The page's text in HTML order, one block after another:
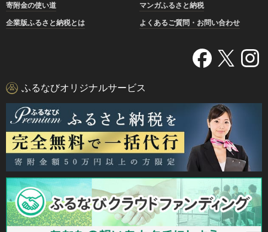
寄附金の使い道
マンガふるさと納税
企業版ふるさと納税とは
よくあるご質問・お問い合わせ
ふるなびオリジナルサービス